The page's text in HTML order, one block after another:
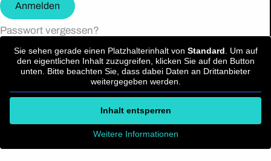
Anmelden
Passwort vergessen?
Sie sehen gerade einen Platzhalterinhalt von Standard. Um auf
den eigentlichen Inhalt zuzugreifen, klicken Sie auf den Button
unten. Bitte beachten Sie, dass dabei Daten an Drittanbieter
weitergegeben werden.
Inhalt entsperren
Weitere Informationen